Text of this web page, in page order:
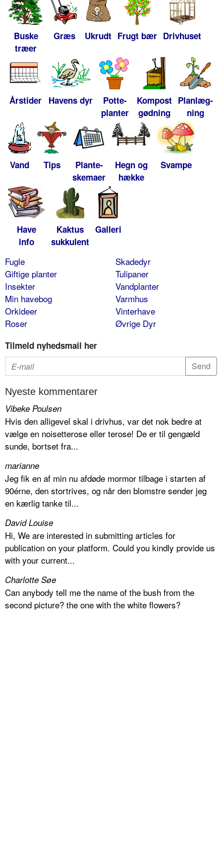
Buske
træer
Græs Ukrudt Frugt bær Drivhuset
Årstider Havens dyr
Potte-
planter
Kompost
gødning
Planlæg-
ning
Vand Tips
Plante-
skemaer
Hegn og
hække
Svampe
Have
info
Kaktus
sukkulent
Galleri
Fugle
Giftige planter
Insekter
Min havebog
Orkideer
Roser
Skadedyr
Tulipaner
Vandplanter
Varmhus
Vinterhave
Øvrige Dyr
Tilmeld nyhedsmail her
Nyeste kommentarer
Vibeke Poulsen
Hvis den alligevel skal i drivhus, var det nok bedre at
vælge en noisetterose eller terose! De er til gengæld
sunde, bortset fra...
marianne
Jeg fik en af min nu afdøde mormor tilbage i starten af
90érne, den stortrives, og når den blomstre sender jeg
en kærlig tanke til...
David Louise
Hi, We are interested in submitting articles for
publication on your platform. Could you kindly provide us
with your current...
Charlotte Søe
Can anybody tell me the name of the bush from the
second picture? the one with the white flowers?